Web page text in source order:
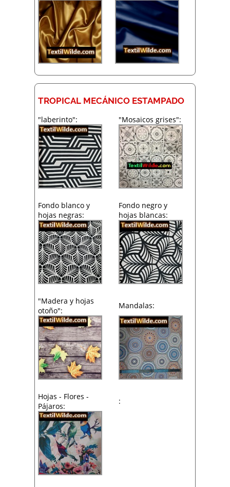
TROPICAL MECÁNICO ESTAMPADO
"laberinto": "Mosaicos grises":
Fondo blanco y
hojas negras:
Fondo negro y
hojas blancas:
"Madera y hojas
otoño":
Mandalas:
Hojas - Flores -
Pájaros:
: